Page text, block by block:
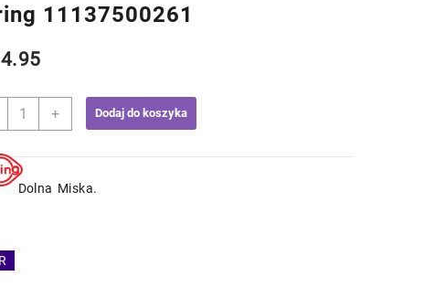
11137500261
ilość
Miski
Olejowej
+ Dodaj do koszyka
Dolna Miska.